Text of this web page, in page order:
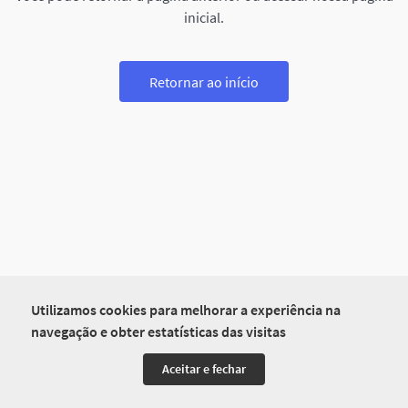
Utilizamos cookies para melhorar a experiência na
navegação e obter estatísticas das visitas
Aceitar e fechar
inicial.
Retornar ao início